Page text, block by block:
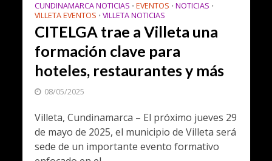
CUNDINAMARCA NOTICIAS • EVENTOS • NOTICIAS •
VILLETA EVENTOS • VILLETA NOTICIAS
CITELGA trae a Villeta una
formación clave para
hoteles, restaurantes y más
08/05/2025
Villeta, Cundinamarca – El próximo jueves 29
de mayo de 2025, el municipio de Villeta será
sede de un importante evento formativo